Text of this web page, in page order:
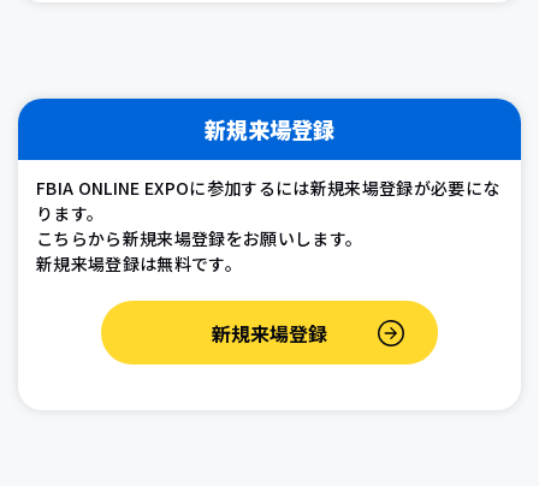
新規来場登録
FBIA ONLINE EXPOに参加するには新規来場登録が必要にな
ります。
こちらから新規来場登録をお願いします。
新規来場登録は無料です。
新規来場登録